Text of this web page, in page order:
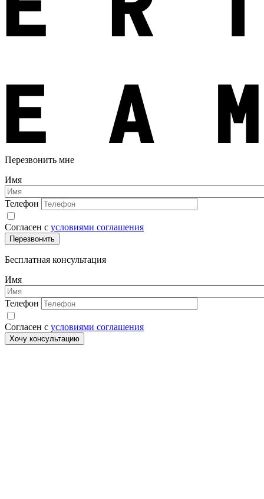
Перезвонить мне
Имя
Телефон
Согласен с условиями соглашения
Перезвонить
Бесплатная консультация
Имя
Телефон
Согласен с условиями соглашения
Хочу консультацию